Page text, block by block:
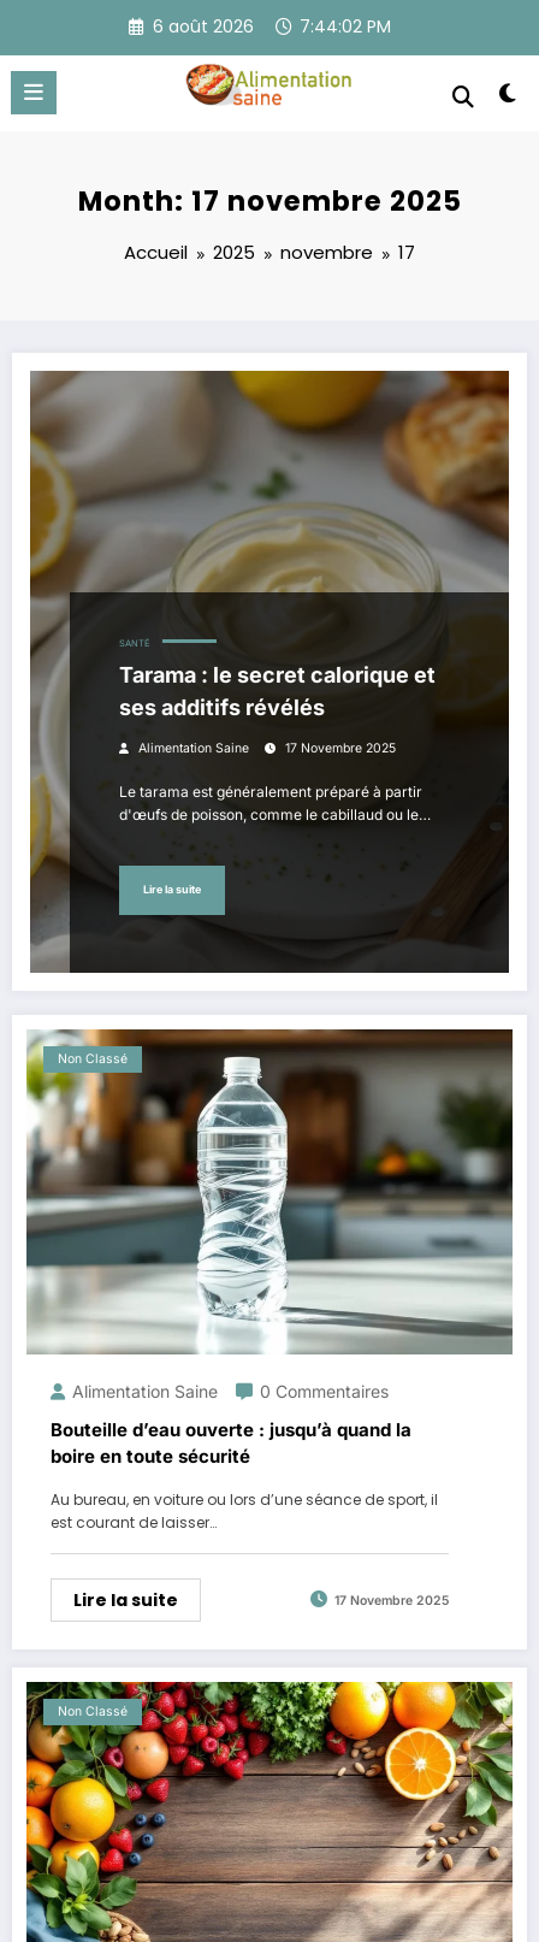
contenu
6 août 2026 7:44:03 PM
Month: 17 novembre 2025
Accueil 2025 novembre 17
SANTÉ
Tarama : le secret calorique et
ses additifs révélés
Alimentation Saine 17 Novembre 2025
Le tarama est généralement préparé à partir
d'œufs de poisson, comme le cabillaud ou le…
Lire la suite
Non Classé
Alimentation Saine 0 Commentaires
Bouteille d’eau ouverte : jusqu’à quand la
boire en toute sécurité
Au bureau, en voiture ou lors d’une séance de sport, il
est courant de laisser…
Lire la suite 17 Novembre 2025
Non Classé